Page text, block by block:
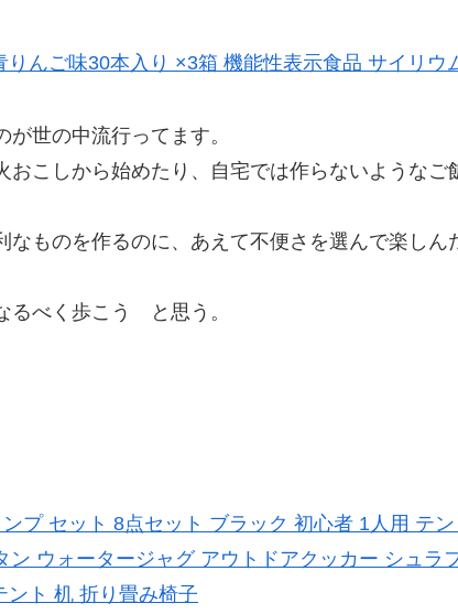
んご味30本入り ×3箱 機能性表示食品 サイリウ
世の中流行ってます。
こしから始めたり、自宅では作らないようなご
なものを作るのに、あえて不便さを選んで楽しん
るべく歩こう と思う。
プ セット 8点セット ブラック 初心者 1人用 テ
ウォータージャグ アウトドアクッカー シュラ
ント 机 折り畳み椅子